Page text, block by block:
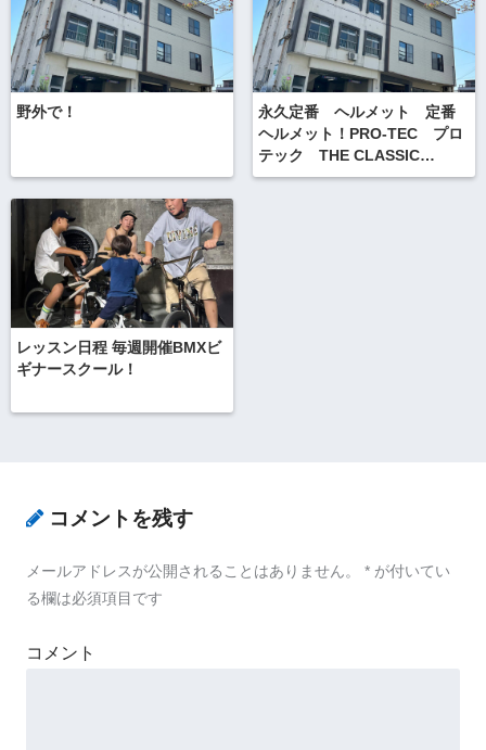
野外で！
永久定番 ヘルメット 定番
ヘルメット！PRO-TEC プロ
テック THE CLASSIC
SKATE クラシックスケー
レッスン日程 毎週開催BMXビ
ギナースクール！
コメントを残す
メールアドレスが公開されることはありません。 * が付いてい
る欄は必須項目です
コメント